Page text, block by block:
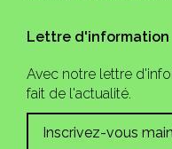
Lettre d'information
Avec notre lettre
fait de l'actualité.
Inscrivez-vous